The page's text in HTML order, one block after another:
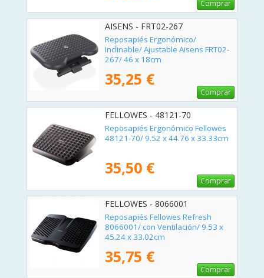
Comprar
AISENS - FRT02-267
Reposapiés Ergonómico/
Inclinable/ Ajustable Aisens FRT02-
267/ 46 x 18cm
35,25 €
Comprar
FELLOWES - 48121-70
Reposapiés Ergonómico Fellowes
48121-70/ 9.52 x 44.76 x 33.33cm
35,50 €
Comprar
FELLOWES - 8066001
Reposapiés Fellowes Refresh
8066001/ con Ventilación/ 9.53 x
45.24 x 33.02cm
35,75 €
Comprar